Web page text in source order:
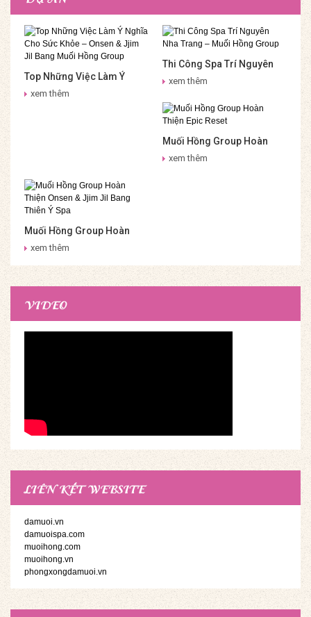
Top Những Việc Làm Ý
Nghĩa Cho Sức Khỏe –
xem thêm
Thi Công Spa Trí Nguyên
Nha Trang – Muối Hồng
xem thêm
Muối Hồng Group Hoàn
Thiện Epic Reset
xem thêm
Muối Hồng Group Hoàn
Thiện Onsen & Jjim Jil
xem thêm
VIDEO
LIÊN KẾT WEBSITE
damuoi.vn
damuoispa.com
muoihong.com
muoihong.vn
phongxongdamuoi.vn